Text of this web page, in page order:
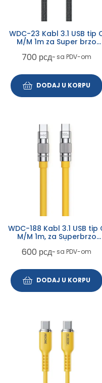
WDC-23 Kabl 3.1 USB tip
M/M 1m za Super brzo
crni
700 рсд~ sa PDV-om
DODAJ U KORPU
WDC-188 Kabl 3.1 USB tip
M/M 1m, za Superbrzo
žuti
600 рсд~ sa PDV-om
DODAJ U KORPU